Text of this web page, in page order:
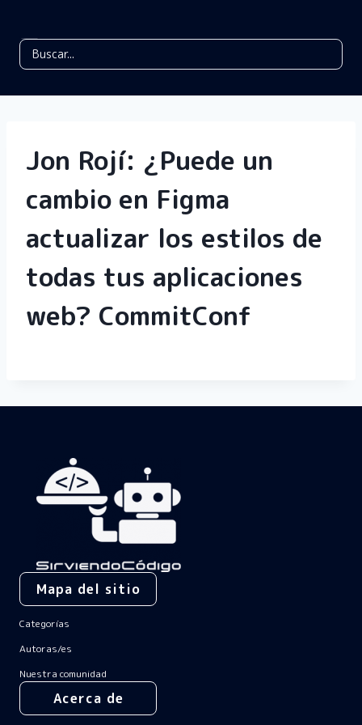
Jon Rojí: ¿Puede un
cambio en Figma
actualizar los estilos de
todas tus aplicaciones
web? CommitConf
Mapa del sitio
Categorías
Autoras/es
Nuestra comunidad
Acerca de